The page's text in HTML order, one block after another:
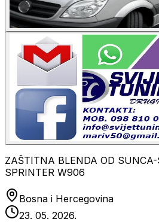
ZAŠTITNA BLENDA OD
SPRINTER W906
Bosna i Hercegovina
23. 05. 2026.